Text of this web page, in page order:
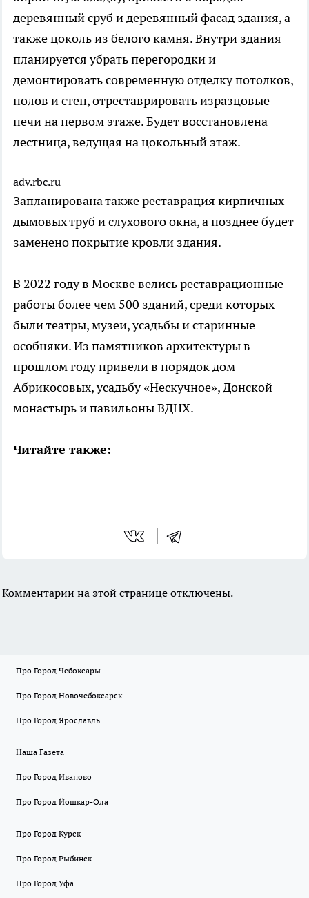
деревянный сруб и деревянный фасад здания, а
также цоколь из белого камня. Внутри здания
планируется убрать перегородки и
демонтировать современную отделку потолков,
полов и стен, отреставрировать изразцовые
печи на первом этаже. Будет восстановлена
лестница, ведущая на цокольный этаж.
adv.rbc.ru
Запланирована также реставрация кирпичных
дымовых труб и слухового окна, а позднее будет
заменено покрытие кровли здания.
В 2022 году в Москве велись реставрационные
работы более чем 500 зданий, среди которых
были театры, музеи, усадьбы и старинные
особняки. Из памятников архитектуры в
прошлом году привели в порядок дом
Абрикосовых, усадьбу «Нескучное», Донской
монастырь и павильоны ВДНХ.
Читайте также:
Комментарии на этой странице отключены.
Про Город Чебоксары
Про Город Новочебоксарск
Про Город Ярославль
Наша Газета
Про Город Иваново
Про Город Йошкар-Ола
Про Город Курск
Про Город Рыбинск
Про Город Уфа